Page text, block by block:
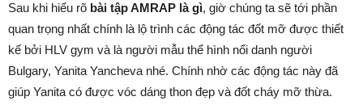
Sau khi hiểu rõ bài tập AMRAP là gì, giờ chúng ta sẽ tới phần
quan trọng nhất chính là lộ trình các động tác đốt mỡ được thiết
kế bởi HLV gym và là người mẫu thể hình nổi danh người
Bulgary, Yanita Yancheva nhé. Chính nhờ các động tác này đã
giúp Yanita có được vóc dáng thon đẹp và đốt cháy mỡ thừa.